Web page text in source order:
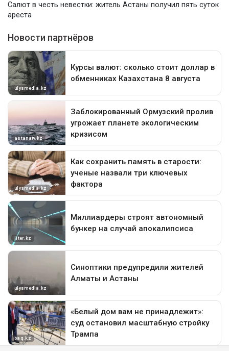
Салют в честь невестки: житель Астаны получил пять суток
ареста